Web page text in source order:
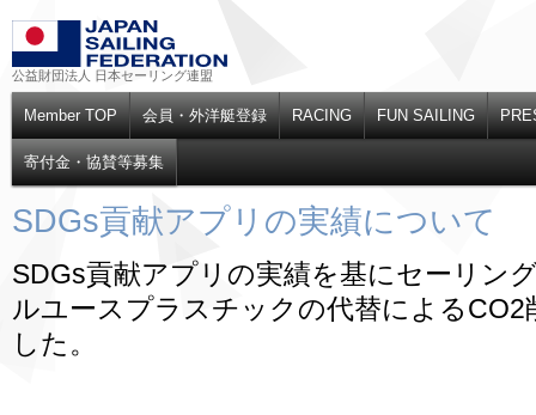
公益財団法人 日本セーリング連盟
Member TOP 会員・外洋艇登録 RACING FUN SAILING
寄付金・協賛等募集
SDGs貢献アプリの実績について
SDGs貢献アプリの実績を基にセーリン
ルユースプラスチックの代替によるCO2
した。